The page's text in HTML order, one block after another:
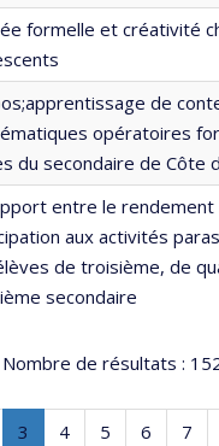
formelle et créativité
de
opératoires
du secondaire de Côte
entre le rendement
aux activités
de troisième, de
secondaire
Nombre de résultats :
Page
3 Page
4 Page
5 Page
6 7